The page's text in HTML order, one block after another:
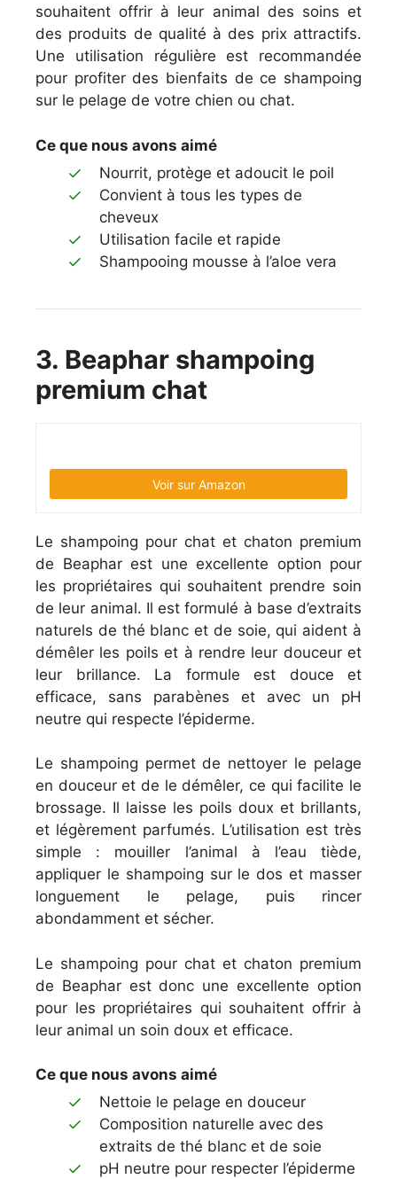
souhaitent offrir à leur animal des soins et
des produits de qualité à des prix attractifs.
Une utilisation régulière est recommandée
pour profiter des bienfaits de ce shampoing
sur le pelage de votre chien ou chat.
Ce que nous avons aimé
Nourrit, protège et adoucit le poil
Convient à tous les types de
cheveux
Utilisation facile et rapide
Shampooing mousse à l’aloe vera
3. Beaphar shampoing
premium chat
Voir sur Amazon
Le shampoing pour chat et chaton premium
de Beaphar est une excellente option pour
les propriétaires qui souhaitent prendre soin
de leur animal. Il est formulé à base d’extraits
naturels de thé blanc et de soie, qui aident à
démêler les poils et à rendre leur douceur et
leur brillance. La formule est douce et
efficace, sans parabènes et avec un pH
neutre qui respecte l’épiderme.
Le shampoing permet de nettoyer le pelage
en douceur et de le démêler, ce qui facilite le
brossage. Il laisse les poils doux et brillants,
et légèrement parfumés. L’utilisation est très
simple : mouiller l’animal à l’eau tiède,
appliquer le shampoing sur le dos et masser
longuement le pelage, puis rincer
abondamment et sécher.
Le shampoing pour chat et chaton premium
de Beaphar est donc une excellente option
pour les propriétaires qui souhaitent offrir à
leur animal un soin doux et efficace.
Ce que nous avons aimé
Nettoie le pelage en douceur
Composition naturelle avec des
extraits de thé blanc et de soie
pH neutre pour respecter l’épiderme